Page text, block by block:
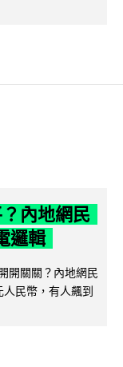
內地網民
邏輯
開關關？內地網民
民幣，有人飆到